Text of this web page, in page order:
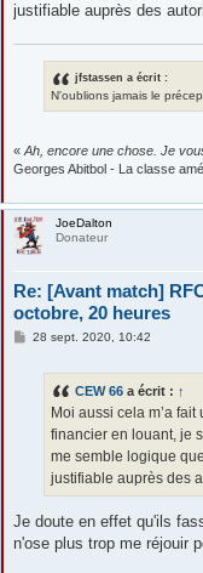
justifiable auprès des
jfstassen a écrit :
N'oublions jamais le
« Ah, encore une chose. Je
Georges Abitbol - La classe
JoeDalton
Donateur
Re: [Avant match]
octobre, 20 heures
M28 sept. 2020, 10:42
CEW 66 a écrit : ↑
Moi aussi cela m’a
financier en louant, je
me semble logique
justifiable auprès des
Je doute en effet qu'ils
n'ose plus trop me réjouir